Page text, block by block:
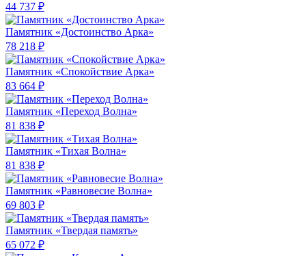
44 737 ₽
Памятник «Достоинство Арка»
78 218 ₽
Памятник «Спокойствие Арка»
83 664 ₽
Памятник «Переход Волна»
81 838 ₽
Памятник «Тихая Волна»
81 838 ₽
Памятник «Равновесие Волна»
69 803 ₽
Памятник «Твердая память»
65 072 ₽